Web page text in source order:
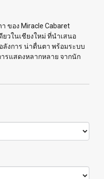
ของ Miracle Cabaret
ยวในเชียงใหม่ ที่นำเสนอ
งการ น่าตื่นตา พร้อมระบบ
ารแสดงหลากหลาย จากนัก